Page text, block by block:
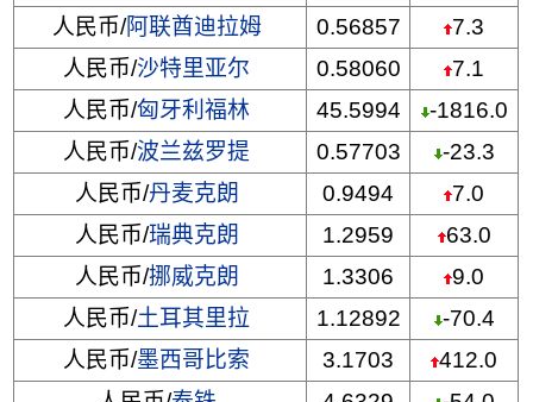
人民币/阿联酋迪拉姆 0.56857
7.3
人民币/沙特里亚尔 0.58060
7.1
人民币/匈牙利福林 45.5994
-1816.0
人民币/波兰兹罗提 0.57703
-23.3
人民币/丹麦克朗 0.9494
7.0
人民币/瑞典克朗 1.2959
63.0
人民币/挪威克朗 1.3306
9.0
人民币/土耳其里拉 1.12892
-70.4
人民币/墨西哥比索 3.1703
412.0